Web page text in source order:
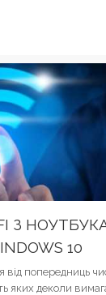
З
10
від попередниць
яких деколи